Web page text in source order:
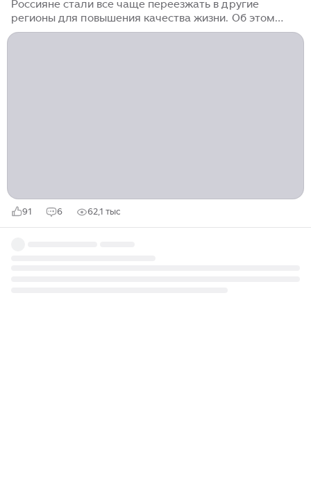
Россияне стали все чаще переезжать в другие
регионы для повышения качества жизни. Об этом
URA.RU рассказали аналитики сервиса “Авито
91 6 62,1 тыс